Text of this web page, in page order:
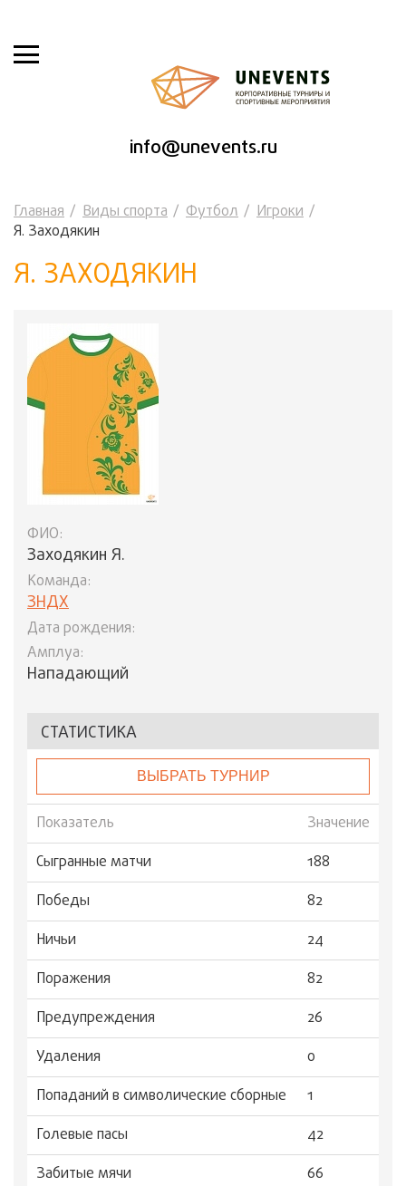
info@unevents.ru
Главная Виды спорта Футбол
Игроки
Я. Заходякин
Я. ЗАХОДЯКИН
ФИО:
Заходякин Я.
Команда:
ЗНДХ
Дата рождения:
Амплуа:
Нападающий
СТАТИСТИКА
ВЫБРАТЬ ТУРНИР
Показатель
Значение
Сыгранные матчи
188
Победы
82
Ничьи
24
Поражения
82
Предупреждения
26
Удаления
0
Попаданий в символические сборные
1
Голевые пасы
42
Забитые мячи
66